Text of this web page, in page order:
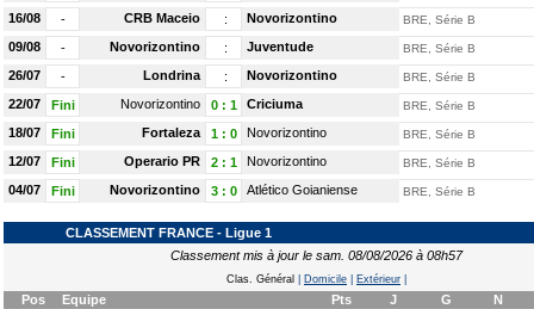
16/08 - CRB Maceio : Novorizontino BRE, Série B
09/08 - Novorizontino : Juventude BRE, Série B
26/07 - Londrina : Novorizontino BRE, Série B
22/07 Fini Novorizontino 0: 1 Criciuma BRE, Série B
18/07 Fini Fortaleza 1: 0 Novorizontino BRE, Série B
12/07 Fini Operario PR 2: 1 Novorizontino BRE, Série B
04/07 Fini Novorizontino 3: 0 Atlético Goianiense BRE, Série B
CLASSEMENT FRANCE - Ligue 1
Classement mis à jour le sam. 08/08/2026 à 08h57
Clas. Général Domicile Extérieur
Pos Equipe Pts J G
N